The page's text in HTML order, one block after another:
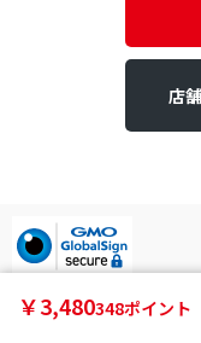
￥3,480348ポイント
店
デンキチはGMOグロー
います。
個人情報やご購入情報